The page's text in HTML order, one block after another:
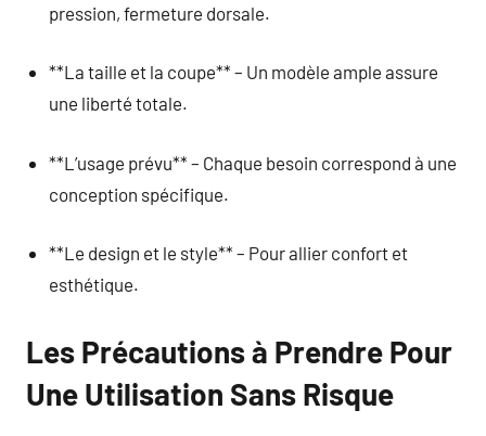
pression, fermeture dorsale.
**La taille et la coupe** – Un modèle ample assure
une liberté totale.
**L’usage prévu** – Chaque besoin correspond à une
conception spécifique.
**Le design et le style** – Pour allier confort et
esthétique.
Les Précautions à Prendre Pour
Une Utilisation Sans Risque